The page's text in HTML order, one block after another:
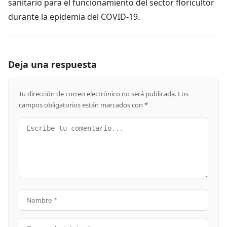
sanitario para el funcionamiento del sector floricultor
durante la epidemia del COVID-19.
Deja una respuesta
Tu dirección de correo electrónico no será publicada. Los
campos obligatorios están marcados con *